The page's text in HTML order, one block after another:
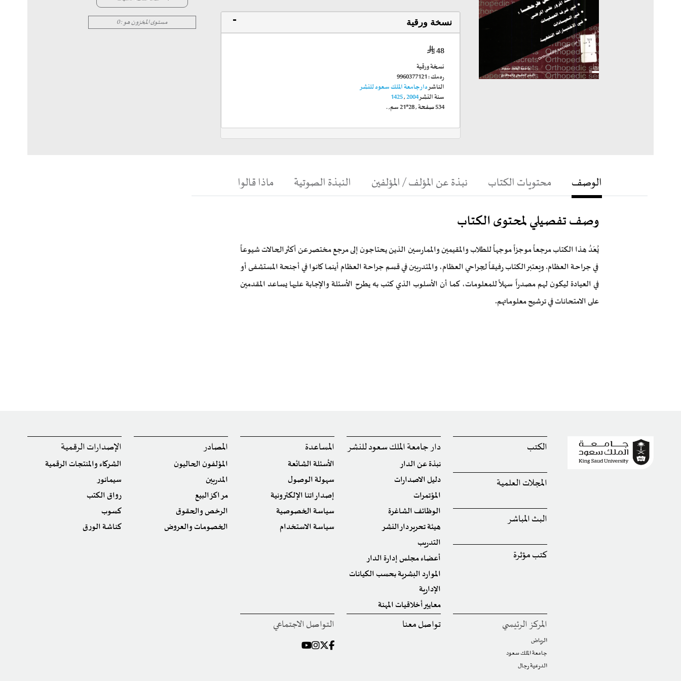
نسخة ورقية
48
نسخة ورقية
ردمك :9960377121
الناشردار جامعة الملك سعود للنشر
سنة النشر2004
,
1425
534صفحة,28*21 سم , .
مستوى المخزون هو : 0
الوصف محتويات الكتاب نبذة عن المؤلف / المؤلفين النبذة الصوتية ماذا قالوا
وصف تفصيلي لمحتوى الكتاب
يُعَدُ هذا الكتاب مرجعاً موجزاً موجهاً للطلاب والمقيمين والممارسين الذين يحتاجون إلى مرجع مختصر عن أكثر الحالات شيوعاً
في جراحة العظام. ويعتبر الكتاب رفيقاً لجراحي العظام، والمتدربين في قسم جراحة العظام أينما كانوا في أجنحة المستشفى أو
في العيادة ليكون لهم مصدراً سهلاً للمعلومات، كما أن الأسلوب الذي كتب به يطرح الأسئلة والإجابة عليها يساعد المقدمين
على الامتحانات في ترشيح معلوماتهم.
الكتب
المجلات العلمية
البث المباشر
كتب مؤثرة
دار جامعة الملك سعود للنشر
نبذة عن الدار
دليل الاصدارات
المؤتمرات
الوظائف الشاغرة
هيئة تحرير دار النشر
التدريب
أعضاء مجلس إدارة الدار
الموارد البشرية بحسب الكيانات
الإدارية
معايير أخلاقيات المهنة
المساعدة
الأسئلة الشائعة
سهولة الوصول
إصداراتنا الإلكترونية
سياسة الخصوصية
سياسة الاستخدام
المصادر
المؤلفون الحاليون
المدربين
مراكز البيع
الرخص والحقوق
الخصومات والعروض
الإصدارات الرقمية
الشركاء والمنتجات الرقمية
سيمانور
رواق الكتب
كسوب
كناشة الورق
المركز الرئيسي
الرياض
جامعة الملك سعود
الدرعية رجال
تواصل معنا التواصل الاجتماعي